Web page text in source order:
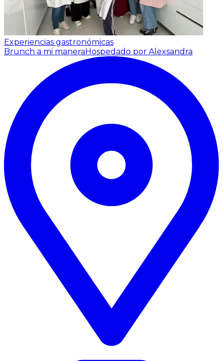
Experiencias gastronómicas
Brunch a mi manera Hospedado por Alexsandra